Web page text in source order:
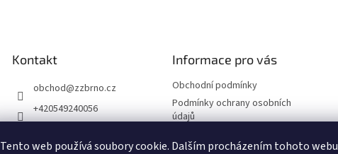
Tento web používá soubory cookie. Dalším procházením tohoto webu
Kontakt
obchod@zzbrno.cz
+420549240056
ejnaZdravyzivot
Informace pro vás
Obchodní podmínky
Podmínky ochrany osobních
údajů